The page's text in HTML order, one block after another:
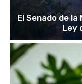
El Senado de
Ley